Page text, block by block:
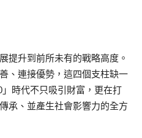
提升到前所未有的戰略高度。
、連接優勢，這四個支柱缺一
時代不只吸引財富，更在打
承、並產生社會影響力的全方